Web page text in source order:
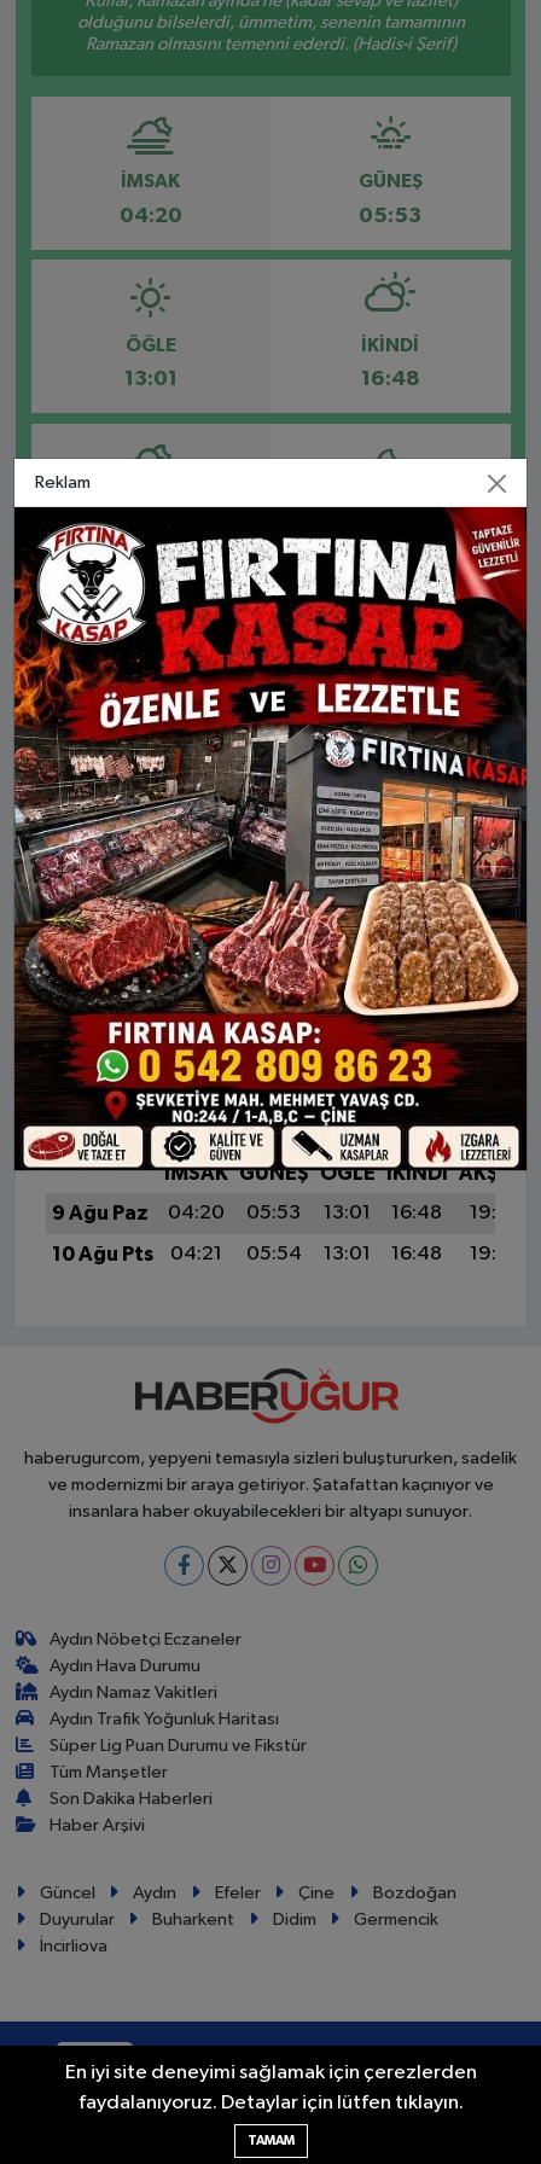
olduğunu bilselerdi, ümmetim, senenin tamamının
Ramazan olmasını temenni ederdi. (Hadis-i Şerif)
İMSAK
04:20
GÜNEŞ
05:53
ÖĞLE
13:01
İKINDI
16:48
AKŞAM
19:58
YATSI
21:25
Ahırlı Akören Akşehir Altınekin
Beyşehir Bozkır Çeltik Cihanbeyli
Çumra Derbent Derebucak Doğanhisar
Emirgazi Ereğli Güneysınır Hadim
Halkapınar Hüyük Ilgın Kadınhanı
Karapınar Karatay Kulu Meram
Sarayönü Selçuklu Seydişehir Taşkent
Tuzlukçu Yalıhüyük Yunak
KONYA AYLIK NAMAZ VAKITLERI
İMSAK GÜNEŞ ÖĞLE İKINDI AKŞAM
9 Ağu Paz
04:20 05:53 13:01 16:48
19:58
10 Ağu Pts
04:21 05:54 13:01 16:48 19:57
haberugurcom, yepyeni temasıyla sizleri buluştururken, sadelik
ve modernizmi bir araya getiriyor. Şatafattan kaçınıyor ve
insanlara haber okuyabilecekleri bir altyapı sunuyor.
Aydın Nöbetçi Eczaneler
Aydın Hava Durumu
Aydın Namaz Vakitleri
Aydın Trafik Yoğunluk Haritası
Süper Lig Puan Durumu ve Fikstür
Tüm Manşetler
Son Dakika Haberleri
Haber Arşivi
Güncel Aydın Efeler Çine
Bozdoğan
Duyurular
Buharkent Didim
Germencik
İncirliova
RSS Copyright © 2024. Her hakkı saklıdır.
Haber Yazılımı:
En iyi site deneyimi sağlamak için çerezlerden
faydalanıyoruz. Detaylar için lütfen tıklayın.
TAMAM
Reklam